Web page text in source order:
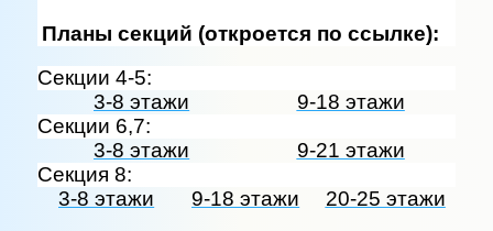
Планы секций (откроется по ссылке):
Секции 4-5:
3-8 этажи
9-18 этажи
Секции 6,7:
3-8 этажи
9-21 этажи
Секция 8:
3-8 этажи
9-18 этажи 20-25 этажи